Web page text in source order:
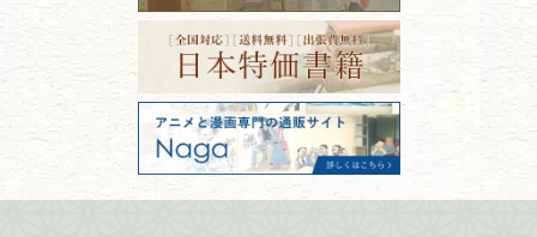
書道具
美術書・アート本・
デザイン本
カメラ・撮影術
版画・リトグラフ・
価値ある古書を売るポイント
と注意点
宮城県
秋田県
山形県
岐阜県
三重県
滋賀県
京都府
大阪府
兵庫県
奈良県
フリーダイヤル：0120-414-548
電話：03-3512-8115
FAX：03-3512-8116
古物商許可：東京都公安委員会 第
301028901712号
古物商名称：有限会社長島書店